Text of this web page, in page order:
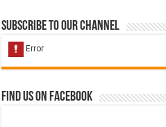
Subscribe to our Channel
Find us on Facebook